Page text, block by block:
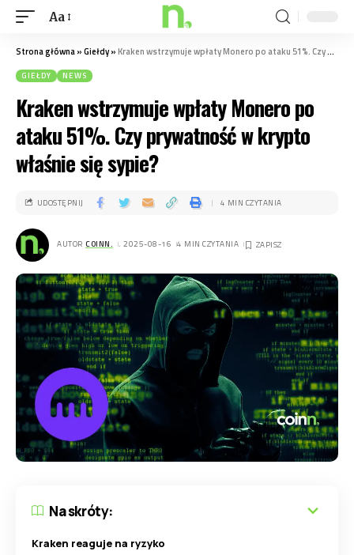
Aa
Strona główna»Giełdy»Kraken wstrzymuje wpłaty Monero po ataku 51%. Czy prywatność w krypto właśnie się sypie?
GIEŁDY NEWS
Kraken wstrzymuje wpłaty Monero po
ataku 51%. Czy prywatność w krypto
właśnie się sypie?
AUTOR COINN. . 2025-08-16 4 MIN CZYTANIA
UDOSTĘPNIJ 4 MIN CZYTANIA
Na skróty:
Kraken reaguje na ryzyko